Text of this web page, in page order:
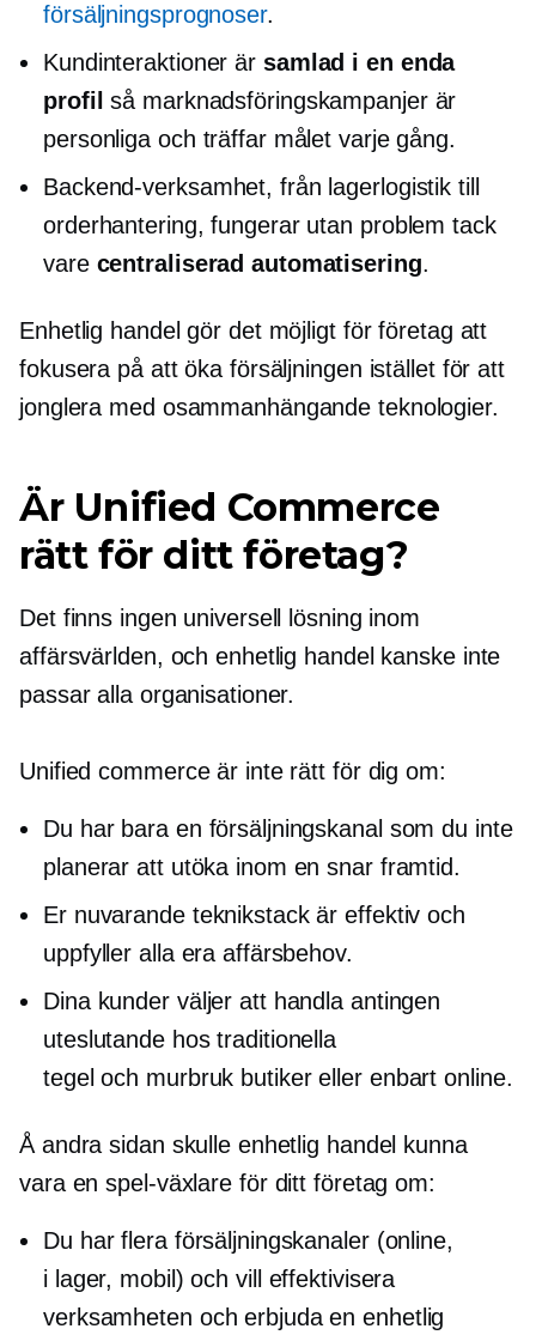
försäljningsprognoser.
Kundinteraktioner är samlad i en enda
profil så marknadsföringskampanjer är
personliga och träffar målet varje gång.
Backend-verksamhet, från lagerlogistik till
orderhantering, fungerar utan problem tack
vare centraliserad automatisering.
Enhetlig handel gör det möjligt för företag att
fokusera på att öka försäljningen istället för att
jonglera med osammanhängande teknologier.
Är Unified Commerce
rätt för ditt företag?
Det finns ingen universell lösning inom
affärsvärlden, och enhetlig handel kanske inte
passar alla organisationer.
Unified commerce är inte rätt för dig om:
Du har bara en försäljningskanal som du inte
planerar att utöka inom en snar framtid.
Er nuvarande teknikstack är effektiv och
uppfyller alla era affärsbehov.
Dina kunder väljer att handla antingen
uteslutande hos traditionella
tegel och murbruk butiker eller enbart online.
Å andra sidan skulle enhetlig handel kunna
vara enspel-växlare för ditt företag om:
Du har flera försäljningskanaler (online,
i lager, mobil) och vill effektivisera
verksamheten och erbjuda en enhetlig